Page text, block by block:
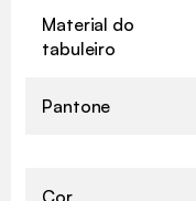
Material do
tabuleiro
Pantone